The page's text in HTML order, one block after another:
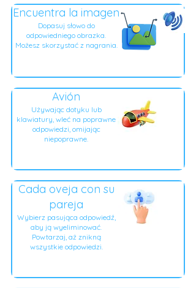
Encuentra la imagen
Dopasuj słowo do
odpowiedniego obrazka.
Możesz skorzystać z nagrania.
Avión
Używając dotyku lub
klawiatury, wleć na poprawne
odpowiedzi, omijając
niepoprawne.
Cada oveja con su
pareja
Wybierz pasująca odpowiedź,
aby ją wyeliminować.
Powtarzaj, aż znikną
wszystkie odpowiedzi.